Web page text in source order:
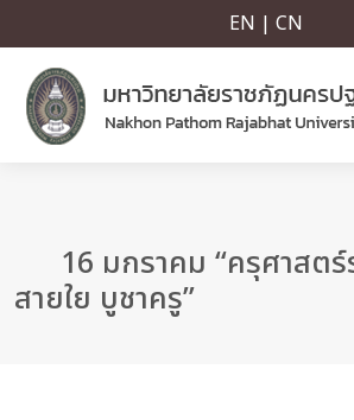
EN | CN
16 มกราคม “ครุศาสตร์
สายใย บูชาครู”